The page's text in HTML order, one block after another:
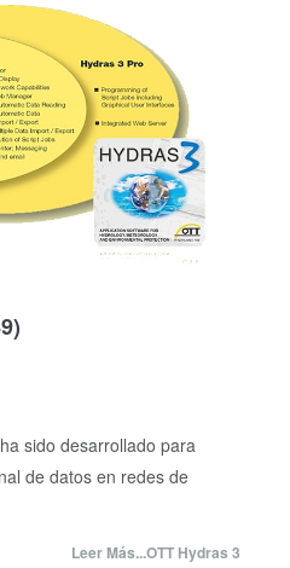
sido desarrollado para
de datos en redes de
Leer Más...OTT Hydras 3